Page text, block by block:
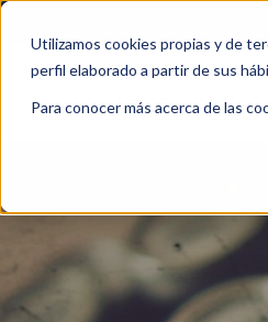
Utilizamos cookies propias y de
perfil elaborado a partir de sus
Para conocer más acerca de las